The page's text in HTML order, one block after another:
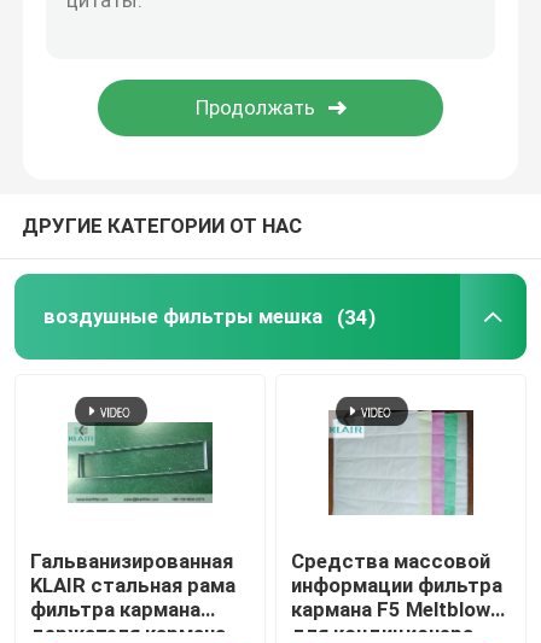
коробка пропуска
ДРУГИЕ КАТЕГОРИИ ОТ НАС
воздушные фильтры мешка (34)
Гальванизированная
KLAIR стальная рама
фильтра кармана
держателя кармана
Средства массовой
информации фильтра
кармана F5 Meltblown
для кондиционера